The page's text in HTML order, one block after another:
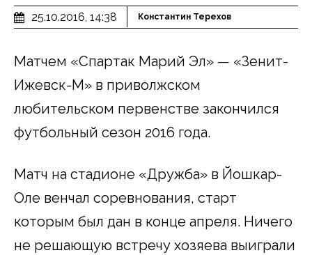
25.10.2016, 14:38 Константин Терехов
Матчем «Спартак Марий Эл» — «Зенит-
Ижевск-М» в приволжском
любительском первенстве закончился
футбольный сезон 2016 года.
Матч на стадионе «Дружба» в Йошкар-
Оле венчал соревнования, старт
которым был дан в конце апреля. Ничего
не решающую встречу хозяева выиграли